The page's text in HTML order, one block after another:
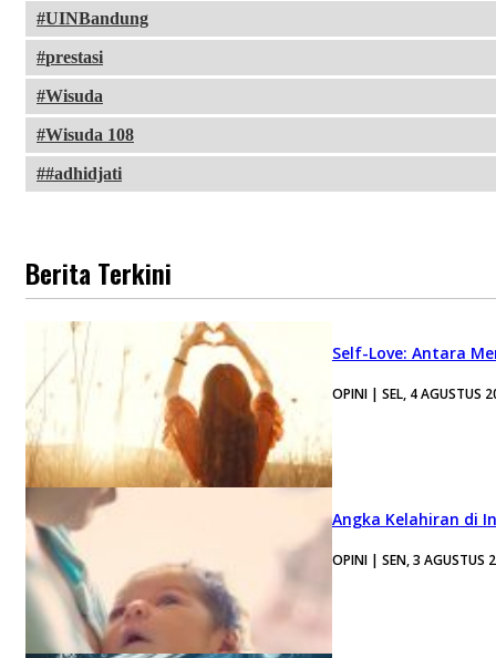
UINBandung
prestasi
Wisuda
Wisuda 108
#adhidjati
Berita Terkini
Self-Love: Antara
OPINI | SEL, 4 AGUSTUS
Angka Kelahiran di
OPINI | SEN, 3 AGUSTUS